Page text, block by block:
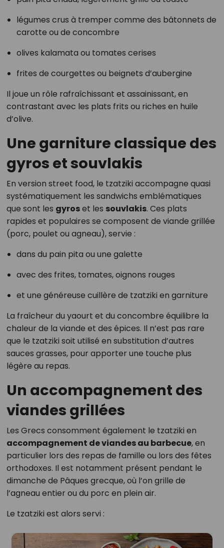
légumes crus à tremper comme des bâtonnets de
carotte ou de concombre
olives kalamata ou tomates cerises
frites de courgettes ou beignets d’aubergine
Il joue un rôle rafraîchissant et assainissant, en
contrastant avec les plats frits ou riches en huile
d’olive.
Une garniture classique des
gyros et souvlakis
En version street food, le tzatziki accompagne quasi
systématiquement les sandwichs emblématiques
que sont les gyroset les souvlakis. Ces plats
rapides et populaires se composent de viande grillée
(porc, poulet ou agneau), servie :
dans du pain pita ou une galette
avec des frites, tomates, oignons rouges
et une généreuse cuillère de tzatziki en garniture
La fraîcheur du yaourt et du concombre équilibre la
chaleur de la viande et des épices. Il n’est pas rare
que le tzatziki soit utilisé en substitution d’autres
sauces grasses, pour apporter une touche plus
légère au repas.
Un accompagnement des
viandes grillées
Les Grecs consomment également le tzatziki en
accompagnement de viandes au barbecue, en
particulier lors des repas de famille ou lors des fêtes
orthodoxes. Il est notamment présent pendant le
dimanche de Pâques grecque, où l’on grille de
l’agneau entier ou du porc en plein air.
Le tzatziki est alors servi :